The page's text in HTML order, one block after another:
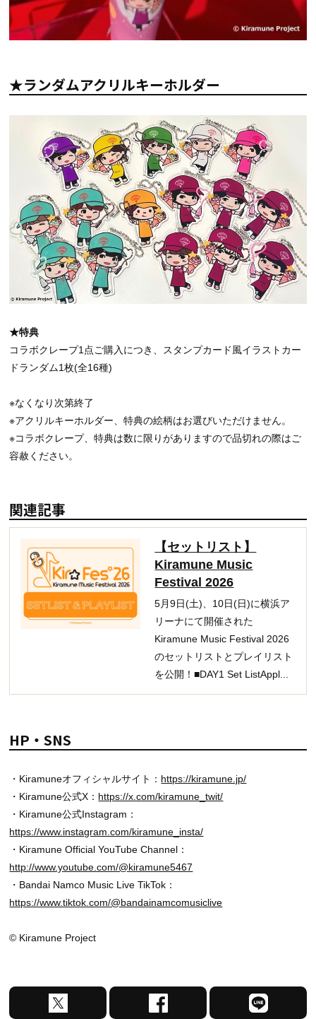
★ランダムアクリルキーホルダー
★特典
コラボクレープ1点ご購入につき、スタンプカード風イラストカー
ドランダム1枚(全16種)
※なくなり次第終了
※アクリルキーホルダー、特典の絵柄はお選びいただけません。
※コラボクレープ、特典は数に限りがありますので品切れの際はご
容赦ください。
関連記事
【セットリスト】
Kiramune Music
Festival 2026
5月9日(土)、10日(日)に横浜ア
リーナにて開催された
Kiramune Music Festival 2026
のセットリストとプレイリスト
を公開！■DAY1 Set ListAppl...
HP・SNS
・Kiramuneオフィシャルサイト： https://kiramune.jp/
・Kiramune公式X： https://x.com/kiramune_twit/
・Kiramune公式Instagram：
https://www.instagram.com/kiramune_insta/
・Kiramune Official YouTube Channel：
http://www.youtube.com/@kiramune5467
・Bandai Namco Music Live TikTok：
https://www.tiktok.com/@bandainamcomusiclive
© Kiramune Project
X
で
F
a
L
I